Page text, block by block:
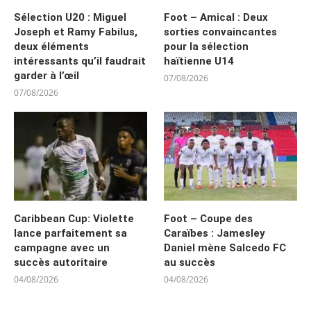
Sélection U20 : Miguel
Joseph et Ramy Fabilus,
deux éléments
intéressants qu’il faudrait
garder à l’œil
07/08/2026
Foot – Amical : Deux
sorties convaincantes
pour la sélection
haïtienne U14
07/08/2026
Caribbean Cup: Violette
lance parfaitement sa
campagne avec un
succès autoritaire
04/08/2026
Foot – Coupe des
Caraïbes : Jamesley
Daniel mène Salcedo FC
au succès
04/08/2026